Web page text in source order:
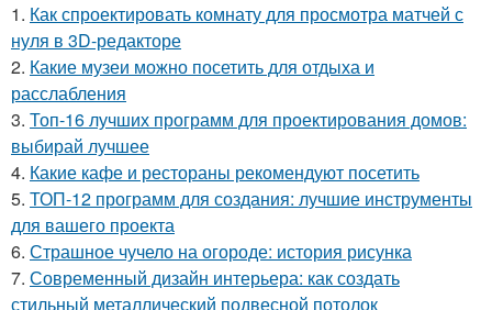
1. Как спроектировать комнату для просмотра матчей с
нуля в 3D-редакторе
2. Какие музеи можно посетить для отдыха и
расслабления
3. Топ-16 лучших программ для проектирования домов:
выбирай лучшее
4. Какие кафе и рестораны рекомендуют посетить
5. ТОП-12 программ для создания: лучшие инструменты
для вашего проекта
6. Страшное чучело на огороде: история рисунка
7. Современный дизайн интерьера: как создать
стильный металлический подвесной потолок